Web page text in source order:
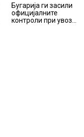
Бугарија ги засили
официјалните
контроли при увоз